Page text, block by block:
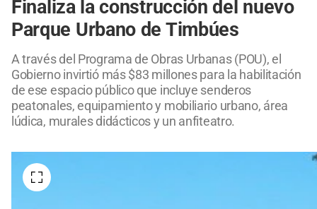
Finaliza la construcción del nuevo
Parque Urbano de Timbúes
A través del Programa de Obras Urbanas (POU), el
Gobierno invirtió más $83 millones para la habilitación
de ese espacio público que incluye senderos
peatonales, equipamiento y mobiliario urbano, área
lúdica, murales didácticos y un anfiteatro.